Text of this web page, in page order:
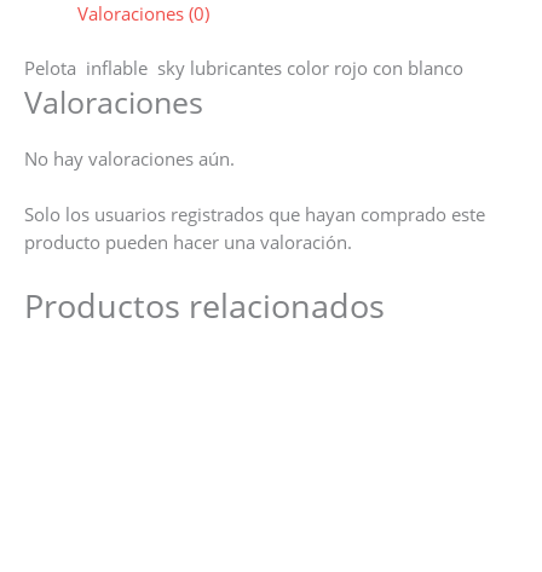
Valoraciones (0)
Pelota inflable sky lubricantes color rojo con blanco
Valoraciones
No hay valoraciones aún.
Solo los usuarios registrados que hayan comprado este
producto pueden hacer una valoración.
Productos relacionados